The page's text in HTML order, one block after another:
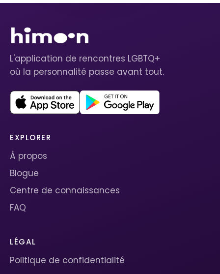
L'application de rencontres LGBTQ+
où la personnalité passe avant tout.
EXPLORER
À propos
Blogue
Centre de connaissances
FAQ
LÉGAL
Politique de confidentialité